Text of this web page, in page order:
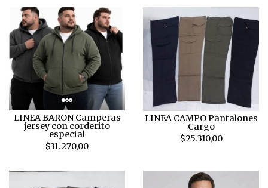
LINEA BARON Camperas
jersey con corderito
especial
$31.270,00
LINEA CAMPO Pantalones
Cargo
$25.310,00